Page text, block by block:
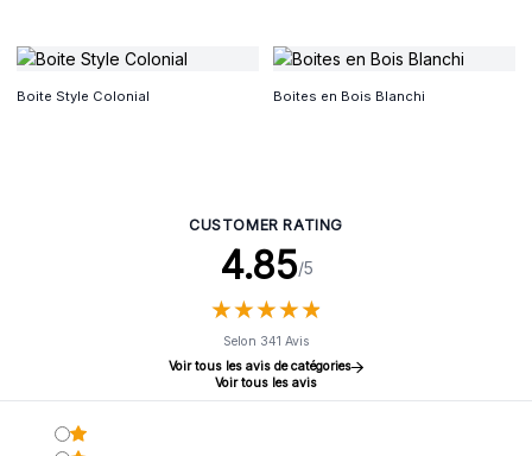
Boite Style Colonial Boites en Bois Blanchi
CUSTOMER RATING
4.85/5
★★★★★
★★★★★
Selon 341 Avis
Voir tous les avis de catégories
Voir tous les avis